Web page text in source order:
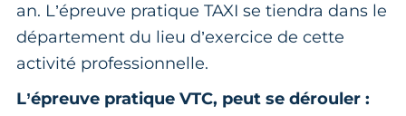
an. L’épreuve pratique TAXI se tiendra dans le
département du lieu d’exercice de cette
activité professionnelle.
L’épreuve pratique VTC, peut se dérouler :